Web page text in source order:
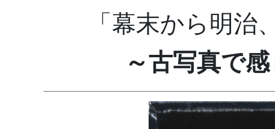
「幕末から明治
～古写真で